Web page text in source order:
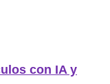
con IA y